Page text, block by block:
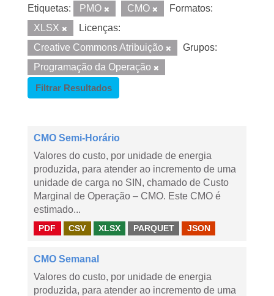
Etiquetas: PMO CMO
Formatos:
XLSX
Licenças:
Creative Commons Atribuição
Grupos:
Programação da Operação
Filtrar Resultados
CMO Semi-Horário
Valores do custo, por unidade de energia
produzida, para atender ao incremento de uma
unidade de carga no SIN, chamado de Custo
Marginal de Operação – CMO. Este CMO é
estimado...
PDF CSV XLSX PARQUET JSON
CMO Semanal
Valores do custo, por unidade de energia
produzida, para atender ao incremento de uma